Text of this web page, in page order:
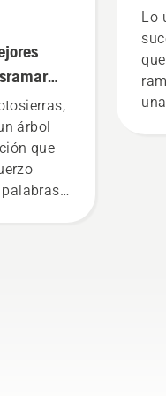
y
árbol
que
Lo